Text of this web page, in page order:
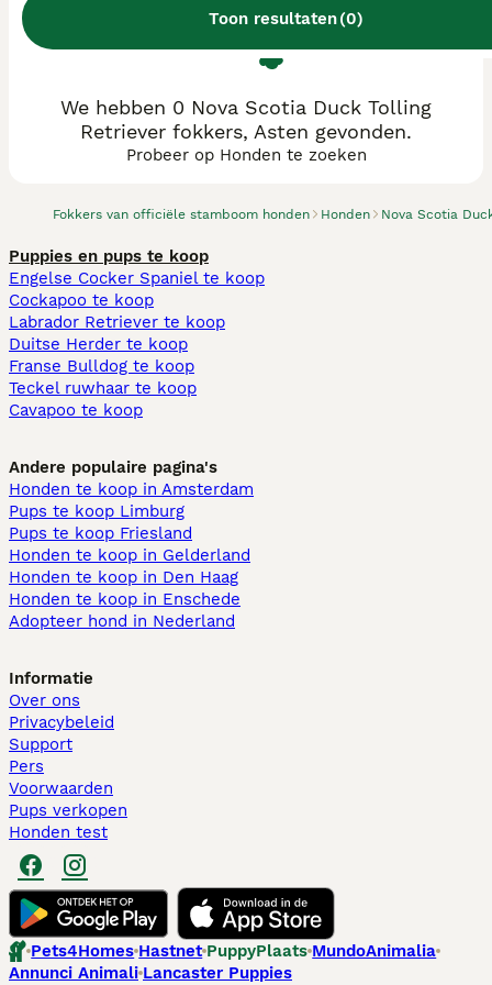
Toon resultaten(0)
Fokkers van officiële stamboom honden Honden Nova Scotia
We hebben 0 Nova Scotia Duck Tolling
Retriever fokkers, Asten gevonden.
Probeer op Honden te zoeken
Puppies en pups te koop
Engelse Cocker Spaniel te koop
Cockapoo te koop
Labrador Retriever te koop
Duitse Herder te koop
Franse Bulldog te koop
Teckel ruwhaar te koop
Cavapoo te koop
Andere populaire pagina's
Honden te koop in Amsterdam
Pups te koop Limburg​
Pups te koop Friesland​
Honden te koop in Gelderland
Honden te koop in Den Haag
Honden te koop in Enschede
Adopteer hond in Nederland
Informatie
Over ons
Privacybeleid
Support
Pers
Voorwaarden
Pups verkopen
Honden test
Pets4Homes Hastnet PuppyPlaats MundoAnimalia
Annunci Animali Lancaster Puppies